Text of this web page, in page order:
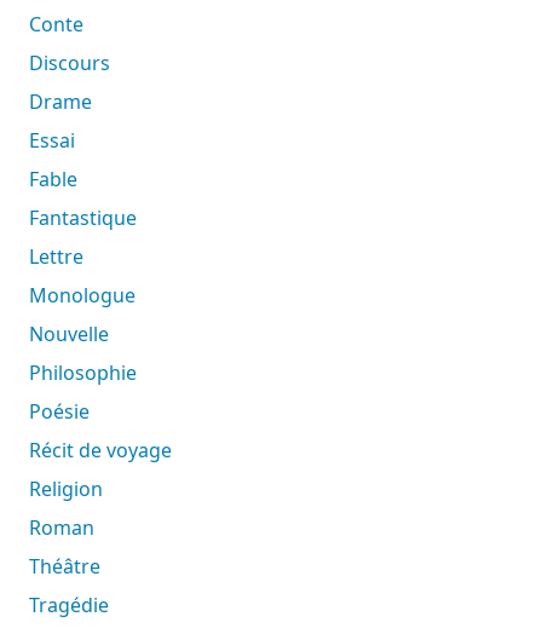
Conte
Discours
Drame
Essai
Fable
Fantastique
Lettre
Monologue
Nouvelle
Philosophie
Poésie
Récit de voyage
Religion
Roman
Théâtre
Tragédie